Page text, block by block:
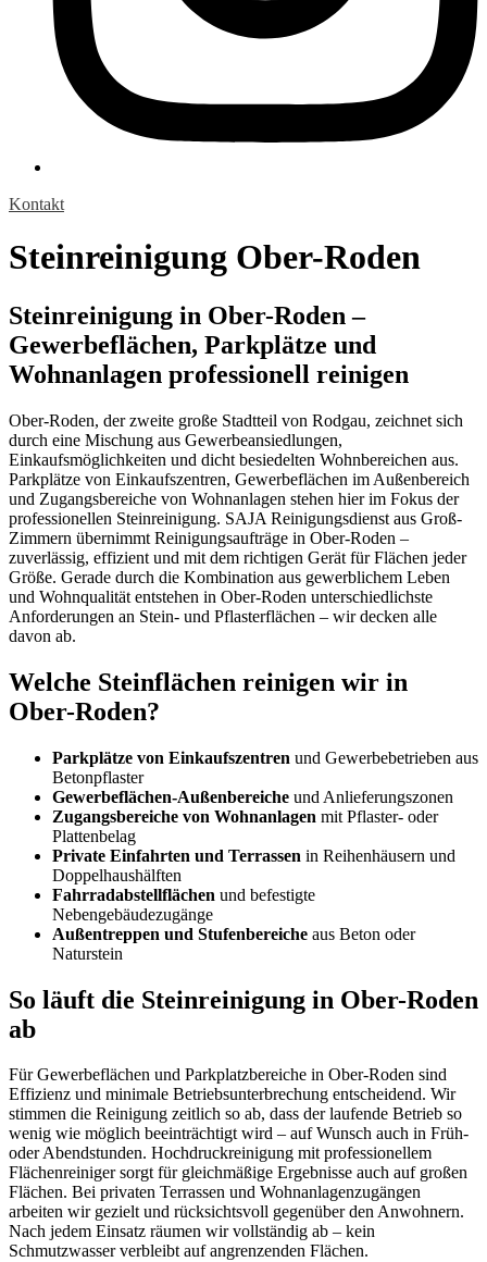
Kontakt
Steinreinigung Ober-Roden
Steinreinigung in Ober-Roden –
Gewerbeflächen, Parkplätze und
Wohnanlagen professionell reinigen
Ober-Roden, der zweite große Stadtteil von Rodgau, zeichnet sich
durch eine Mischung aus Gewerbeansiedlungen,
Einkaufsmöglichkeiten und dicht besiedelten Wohnbereichen aus.
Parkplätze von Einkaufszentren, Gewerbeflächen im Außenbereich
und Zugangsbereiche von Wohnanlagen stehen hier im Fokus der
professionellen Steinreinigung. SAJA Reinigungsdienst aus Groß-
Zimmern übernimmt Reinigungsaufträge in Ober-Roden –
zuverlässig, effizient und mit dem richtigen Gerät für Flächen jeder
Größe. Gerade durch die Kombination aus gewerblichem Leben
und Wohnqualität entstehen in Ober-Roden unterschiedlichste
Anforderungen an Stein- und Pflasterflächen – wir decken alle
davon ab.
Welche Steinflächen reinigen wir in
Ober-Roden?
Parkplätze von Einkaufszentren und Gewerbebetrieben aus
Betonpflaster
Gewerbeflächen-Außenbereiche und Anlieferungszonen
Zugangsbereiche von Wohnanlagen mit Pflaster- oder
Plattenbelag
Private Einfahrten und Terrassen in Reihenhäusern und
Doppelhaushälften
Fahrradabstellflächen und befestigte
Nebengebäudezugänge
Außentreppen und Stufenbereiche aus Beton oder
Naturstein
So läuft die Steinreinigung in Ober-Roden
ab
Für Gewerbeflächen und Parkplatzbereiche in Ober-Roden sind
Effizienz und minimale Betriebsunterbrechung entscheidend. Wir
stimmen die Reinigung zeitlich so ab, dass der laufende Betrieb so
wenig wie möglich beeinträchtigt wird – auf Wunsch auch in Früh-
oder Abendstunden. Hochdruckreinigung mit professionellem
Flächenreiniger sorgt für gleichmäßige Ergebnisse auch auf großen
Flächen. Bei privaten Terrassen und Wohnanlagenzugängen
arbeiten wir gezielt und rücksichtsvoll gegenüber den Anwohnern.
Nach jedem Einsatz räumen wir vollständig ab – kein
Schmutzwasser verbleibt auf angrenzenden Flächen.